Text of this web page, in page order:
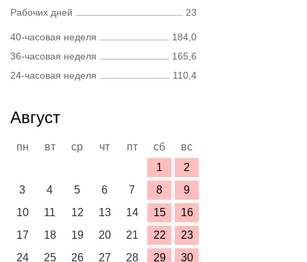
Рабочих дней
23
40-часовая неделя
184,0
36-часовая неделя
165,6
24-часовая неделя
110,4
Август
пн вт ср чт пт сб
вс
1
2
3
4 5 6 7 8
9
10
11 12 13 14 15
16
17
18 19 20 21 22
23
24
25 26 27 28 29
30